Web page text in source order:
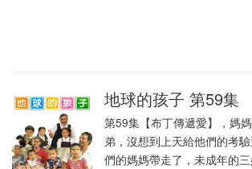
地球的孩子 第59集
第59集【布丁傳遞愛】，媽
弟，沒想到上天給他們的考
們的媽媽帶走了，未成年的